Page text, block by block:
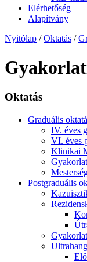
Elérhetőség
Alapítvány
Nyitólap / Oktatás /
Oktatás
Graduális
IV. éves
VI. éves
Klinikai
Postgraduális